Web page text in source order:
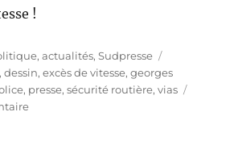
!
actualités,Sudpresse
,dessin,excès de vitesse,georges
, presse,sécurité routière,vias
sur